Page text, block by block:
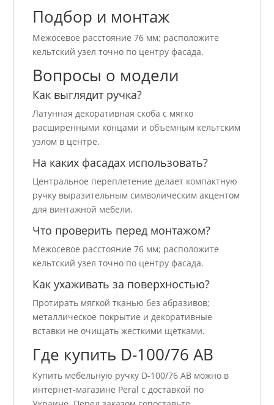
Подбор и монтаж
Межосевое расстояние 76 мм; расположите
кельтский узел точно по центру фасада.
Вопросы о модели
Как выглядит ручка?
Латунная декоративная скоба с мягко
расширенными концами и объемным кельтским
узлом в центре.
На каких фасадах использовать?
Центральное переплетение делает компактную
ручку выразительным символическим акцентом
для винтажной мебели.
Что проверить перед монтажом?
Межосевое расстояние 76 мм; расположите
кельтский узел точно по центру фасада.
Как ухаживать за поверхностью?
Протирать мягкой тканью без абразивов;
металлическое покрытие и декоративные
вставки не очищать жесткими щетками.
Где купить D-100/76 АВ
Купить мебельную ручку D-100/76 АВ можно в
интернет-магазине Peral с доставкой по